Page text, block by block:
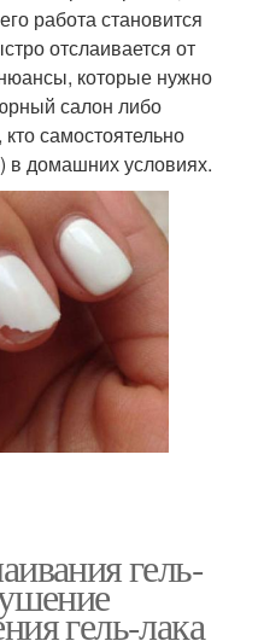
работа становится
отслаивается от
которые нужно
салон либо
самостоятельно
в домашних условиях.
гель-
гель-лака